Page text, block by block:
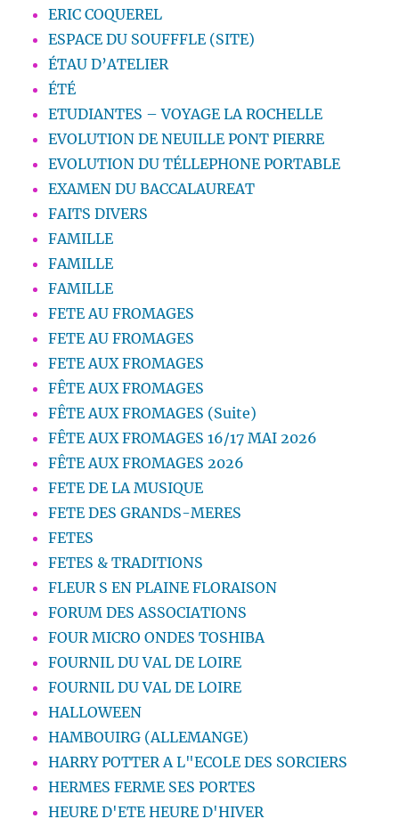
ERIC COQUEREL
ESPACE DU SOUFFFLE (SITE)
ÉTAU D’ATELIER
ÉTÉ
ETUDIANTES – VOYAGE LA ROCHELLE
EVOLUTION DE NEUILLE PONT PIERRE
EVOLUTION DU TÉLLEPHONE PORTABLE
EXAMEN DU BACCALAUREAT
FAITS DIVERS
FAMILLE
FAMILLE
FAMILLE
FETE AU FROMAGES
FETE AU FROMAGES
FETE AUX FROMAGES
FÊTE AUX FROMAGES
FÊTE AUX FROMAGES (Suite)
FÊTE AUX FROMAGES 16/17 MAI 2026
FÊTE AUX FROMAGES 2026
FETE DE LA MUSIQUE
FETE DES GRANDS-MERES
FETES
FETES & TRADITIONS
FLEUR S EN PLAINE FLORAISON
FORUM DES ASSOCIATIONS
FOUR MICRO ONDES TOSHIBA
FOURNIL DU VAL DE LOIRE
FOURNIL DU VAL DE LOIRE
HALLOWEEN
HAMBOUIRG (ALLEMANGE)
HARRY POTTER A L"ECOLE DES SORCIERS
HERMES FERME SES PORTES
HEURE D'ETE HEURE D'HIVER